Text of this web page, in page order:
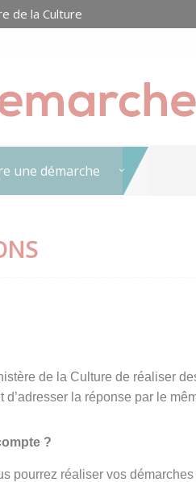
de la Culture
une démarche
de la Culture de réaliser
d’adresser la réponse par le
?
pourrez réaliser vos